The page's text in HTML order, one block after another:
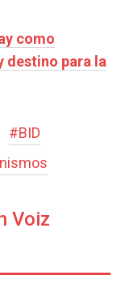
como
destino para la
#BID
Voiz